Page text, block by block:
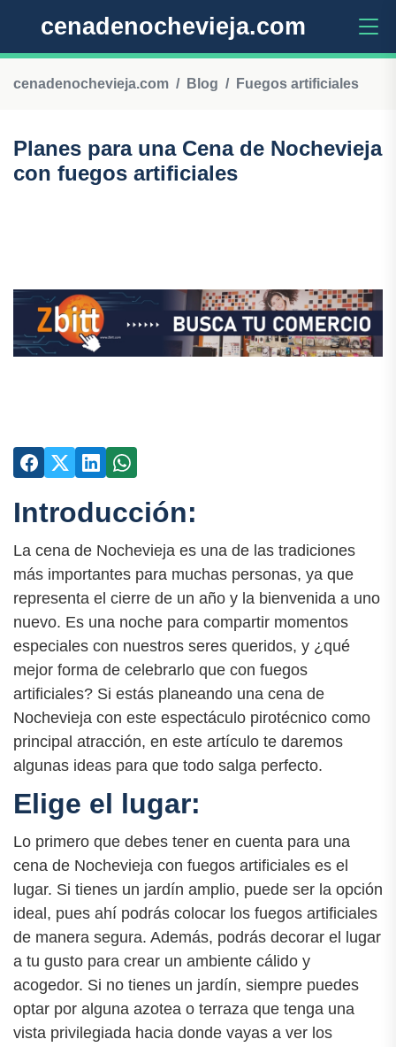
cenadenochevieja.com
cenadenochevieja.com Blog Fuegos artificiales
Planes para una Cena de Nochevieja
con fuegos artificiales
Introducción:
La cena de Nochevieja es una de las tradiciones
más importantes para muchas personas, ya que
representa el cierre de un año y la bienvenida a uno
nuevo. Es una noche para compartir momentos
especiales con nuestros seres queridos, y ¿qué
mejor forma de celebrarlo que con fuegos
artificiales? Si estás planeando una cena de
Nochevieja con este espectáculo pirotécnico como
principal atracción, en este artículo te daremos
algunas ideas para que todo salga perfecto.
Elige el lugar:
Lo primero que debes tener en cuenta para una
cena de Nochevieja con fuegos artificiales es el
lugar. Si tienes un jardín amplio, puede ser la opción
ideal, pues ahí podrás colocar los fuegos artificiales
de manera segura. Además, podrás decorar el lugar
a tu gusto para crear un ambiente cálido y
acogedor. Si no tienes un jardín, siempre puedes
optar por alguna azotea o terraza que tenga una
vista privilegiada hacia donde vayas a ver los